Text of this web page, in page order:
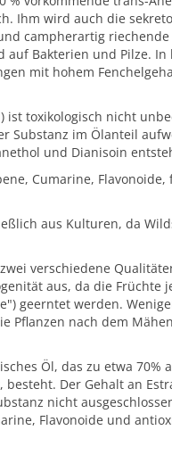
Ihm wird auch die
campherartig
Bakterien und Pilze.
mit hohem
ist toxikologisch nicht
Substanz im Ölanteil
und Dianisoin
Cumarine,
aus Kulturen, da
verschiedene
aus, da die Früchte
geerntet werden.
Pflanzen nach dem
Öl, das zu etwa 70%
Der Gehalt an
nicht
Flavonoide und